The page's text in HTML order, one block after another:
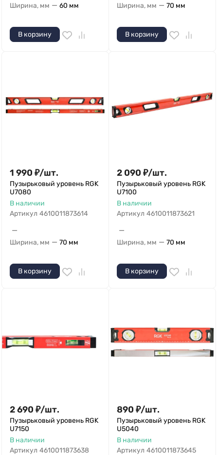
Ширина, мм — 60 мм
В корзину
Ширина, мм — 70 мм
В корзину
1 990 ₽/шт.
Пузырьковый уровень RGK
U7080
В наличии
Артикул 4610011873614
—
Ширина, мм — 70 мм
В корзину
2 090 ₽/шт.
Пузырьковый уровень RGK
U7100
В наличии
Артикул 4610011873621
—
Ширина, мм — 70 мм
В корзину
2 690 ₽/шт.
Пузырьковый уровень RGK
U7150
В наличии
Артикул 4610011873638
890 ₽/шт.
Пузырьковый уровень RGK
U5040
В наличии
Артикул 4610011873645